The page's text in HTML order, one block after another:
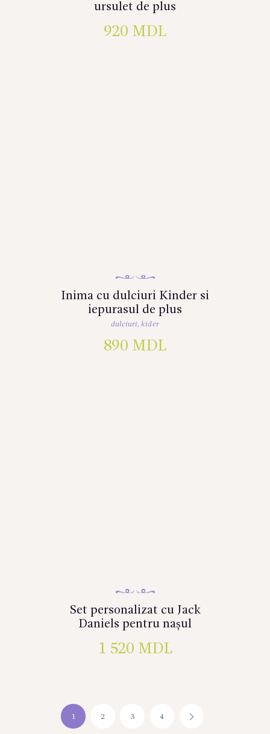
ursulet de plus
920 MDL
Inima cu dulciuri Kinder si
iepurasul de plus
dulciuri, kider
890 MDL
Set personalizat cu Jack
Daniels pentru nașul
1 520 MDL
1 2 3 4